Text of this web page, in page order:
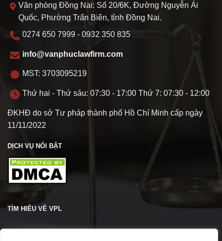
Văn phòng Đồng Nai: Số 20/6K, Đường Nguyễn Ái
Quốc, Phường Trấn Biên, tỉnh Đồng Nai.
0274 650 7999 - 0932 350 835
info@vanphuclawfirm.com
MST: 3703095219
Thứ hai - Thứ sáu: 07:30 - 17:00 Thứ 7: 07:30 - 12:00
ĐKHĐ do sở Tư pháp thành phố Hồ Chí Minh cấp ngày
11/11/2022
DỊCH VỤ NỔI BẬT
TÌM HIỂU VỀ VPL